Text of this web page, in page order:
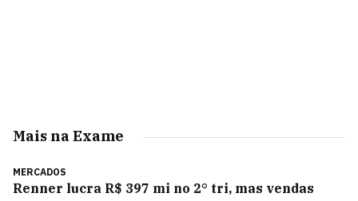
Mais na Exame
MERCADOS
Renner lucra R$ 397 mi no 2° tri, mas vendas